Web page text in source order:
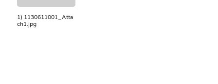
1) 1130611001_Atta
ch1.jpg